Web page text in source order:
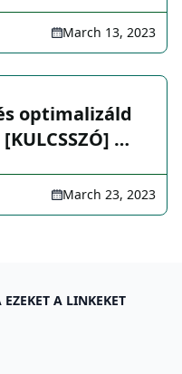
March 13, 2023
optimalizáld
…
March 23, 2023
A LINKEKET